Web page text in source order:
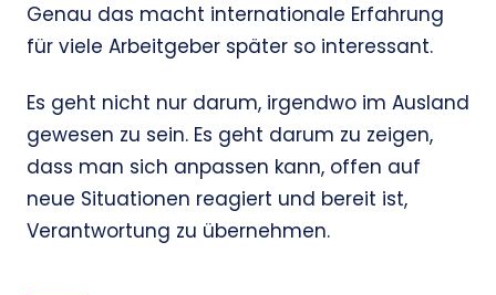
Genau das macht internationale Erfahrung
für viele Arbeitgeber später so interessant.
Es geht nicht nur darum, irgendwo im Ausland
gewesen zu sein. Es geht darum zu zeigen,
dass man sich anpassen kann, offen auf
neue Situationen reagiert und bereit ist,
Verantwortung zu übernehmen.